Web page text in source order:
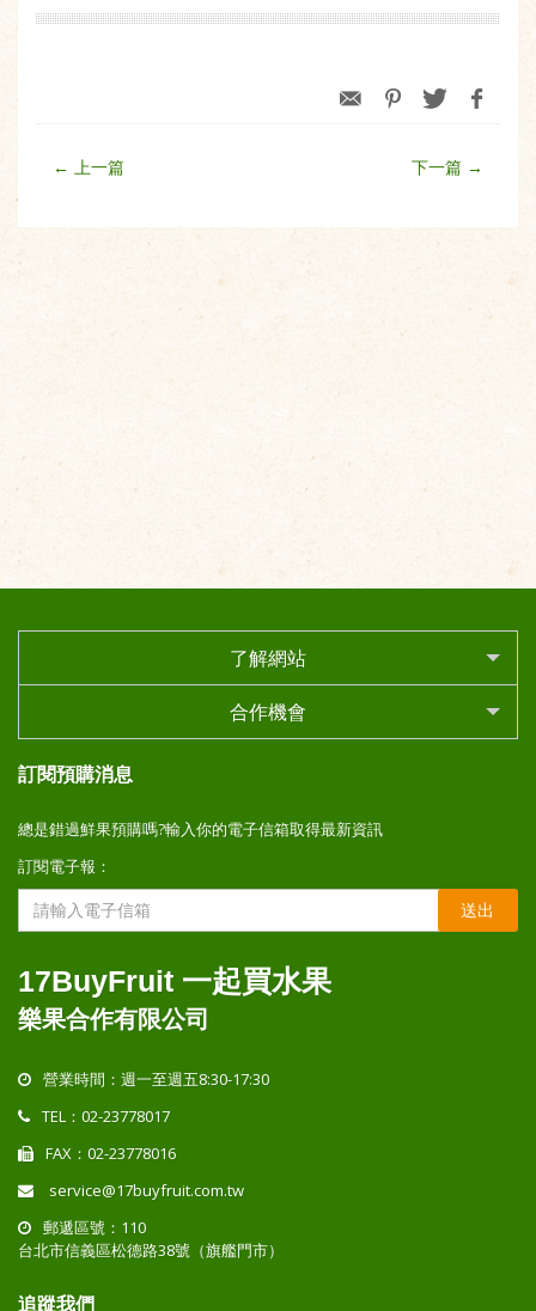
← 上一篇 下一篇 →
了解網站
合作機會
訂閱預購消息
總是錯過鮮果預購嗎?輸入你的電子信箱取得最新資訊
訂閱電子報：
送出
17BuyFruit 一起買水果
樂果合作有限公司
營業時間：週一至週五8:30-17:30
TEL：02-23778017
FAX：02-23778016
service@17buyfruit.com.tw
郵遞區號：110
台北市信義區松德路38號（旗艦門市）
追蹤我們